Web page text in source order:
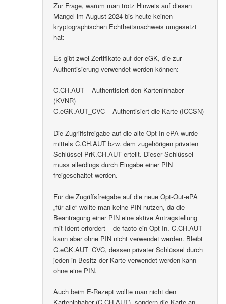
Zur Frage, warum man trotz Hinweis auf diesen
Mangel im August 2024 bis heute keinen
kryptographischen Echtheitsnachweis umgesetzt
hat:
Es gibt zwei Zertifikate auf der eGK, die zur
Authentisierung verwendet werden können:
C.CH.AUT – Authentisiert den Karteninhaber
(KVNR)
C.eGK.AUT_CVC – Authentisiert die Karte (ICCSN)
Die Zugriffsfreigabe auf die alte Opt-In-ePA wurde
mittels C.CH.AUT bzw. dem zugehörigen privaten
Schlüssel PrK.CH.AUT erteilt. Dieser Schlüssel
muss allerdings durch Eingabe einer PIN
freigeschaltet werden.
Für die Zugriffsfreigabe auf die neue Opt-Out-ePA
„für alle“ wollte man keine PIN nutzen, da die
Beantragung einer PIN eine aktive Antragstellung
mit Ident erfordert – de-facto ein Opt-In. C.CH.AUT
kann aber ohne PIN nicht verwendet werden. Bleibt
C.eGK.AUT_CVC, dessen privater Schlüssel durch
jeden in Besitz der Karte verwendet werden kann
ohne eine PIN.
Auch beim E-Rezept wollte man nicht den